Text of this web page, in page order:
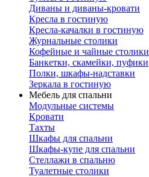
Диваны и диваны-кровати
Кресла в гостиную
Кресла-качалки в гостиную
Журнальные столики
Кофейные и чайные столики
Банкетки, скамейки, пуфики
Полки, шкафы-надставки
Зеркала в гостиную
Мебель для спальни
Модульные системы
Кровати
Тахты
Шкафы для спальни
Шкафы-купе для спальни
Стеллажи в спальню
Туалетные столики